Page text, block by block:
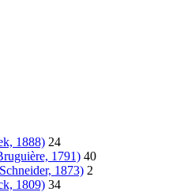
1888) 24
1791) 40
1873) 2
1809) 34